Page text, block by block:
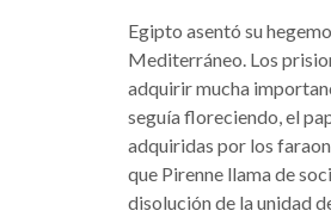
Egipto asentó su
Mediterráneo. Los
adquirir mucha
seguía floreciendo, el
adquiridas por los
que Pirenne llama de
disolución de la unidad